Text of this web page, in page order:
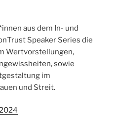
aus dem In- und
Speaker Series die
Wertvorstellungen,
sowie
im
und Streit.